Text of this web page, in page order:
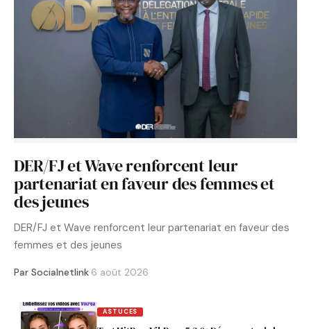
DER/FJ et Wave renforcent leur
partenariat en faveur des femmes et
des jeunes
DER/FJ et Wave renforcent leur partenariat en faveur des
femmes et des jeunes
Par Socialnetlink·6 août 2026
ASTUCES